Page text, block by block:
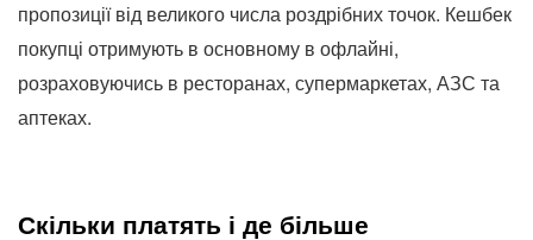
пропозиції від великого числа роздрібних точок. Кешбек
покупці отримують в основному в офлайні,
розраховуючись в ресторанах, супермаркетах, АЗС та
аптеках.
Скільки платять і де більше